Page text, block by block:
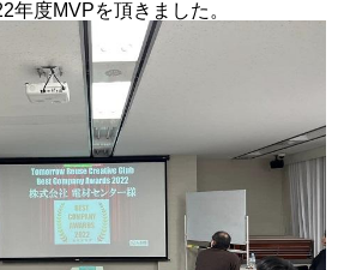
年度MVPを頂きました。